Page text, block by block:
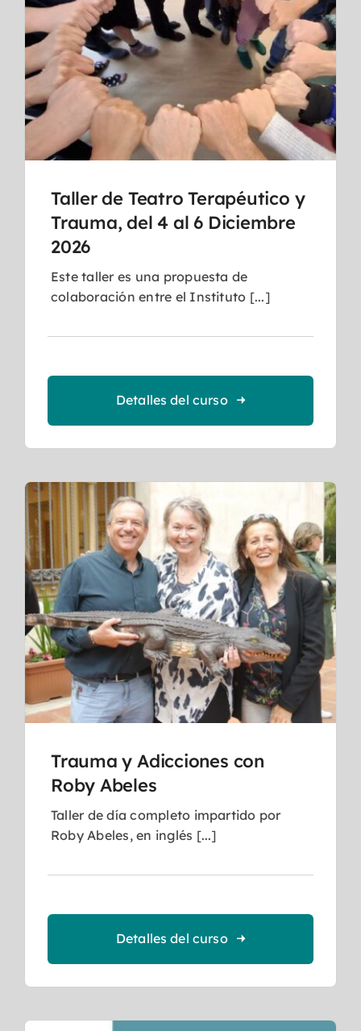
Taller de Teatro Terapéutico y
Trauma, del 4 al 6 Diciembre
2026
Este taller es una propuesta de
colaboración entre el Instituto [...]
Detalles del curso
Trauma y Adicciones con
Roby Abeles
Taller de día completo impartido por
Roby Abeles, en inglés [...]
Detalles del curso